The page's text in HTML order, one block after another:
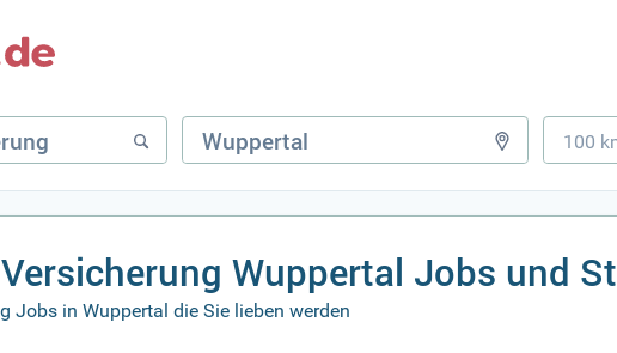
100
Wuppertal Jobs und
Jobs in Wuppertal die Sie lieben werden